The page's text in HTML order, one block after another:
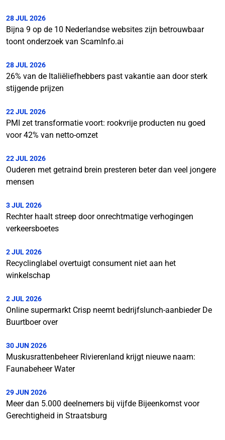
28 JUL 2026
Bijna 9 op de 10 Nederlandse websites zijn betrouwbaar
toont onderzoek van ScamInfo.ai
28 JUL 2026
26% van de Italiëliefhebbers past vakantie aan door sterk
stijgende prijzen
22 JUL 2026
PMI zet transformatie voort: rookvrije producten nu goed
voor 42% van netto-omzet
22 JUL 2026
Ouderen met getraind brein presteren beter dan veel jongere
mensen
3 JUL 2026
Rechter haalt streep door onrechtmatige verhogingen
verkeersboetes
2 JUL 2026
Recyclinglabel overtuigt consument niet aan het
winkelschap
2 JUL 2026
Online supermarkt Crisp neemt bedrijfslunch-aanbieder De
Buurtboer over
30 JUN 2026
Muskusrattenbeheer Rivierenland krijgt nieuwe naam:
Faunabeheer Water
29 JUN 2026
Meer dan 5.000 deelnemers bij vijfde Bijeenkomst voor
Gerechtigheid in Straatsburg